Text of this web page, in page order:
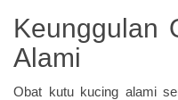
Keunggulan
Alami
Obat kutu kucing alami